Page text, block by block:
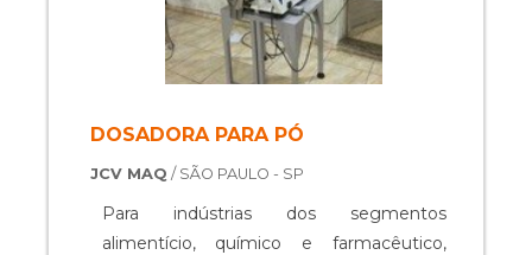
DOSADORA PARA PÓ
JCV MAQ / SÃO PAULO - SP
Para indústrias dos segmentos
alimentício, químico e farmacêutico,